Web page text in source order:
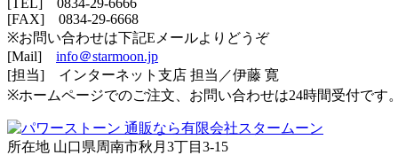
[FAX] 0834-29-6668
※お問い合わせは下記Eメールよりどうぞ
[Mail] info＠starmoon.jp
[担当] インターネット支店 担当／伊藤 寛
※ホームページでのご注文、お問い合わせは24時間受付です
所在地 山口県周南市秋月3丁目3-15